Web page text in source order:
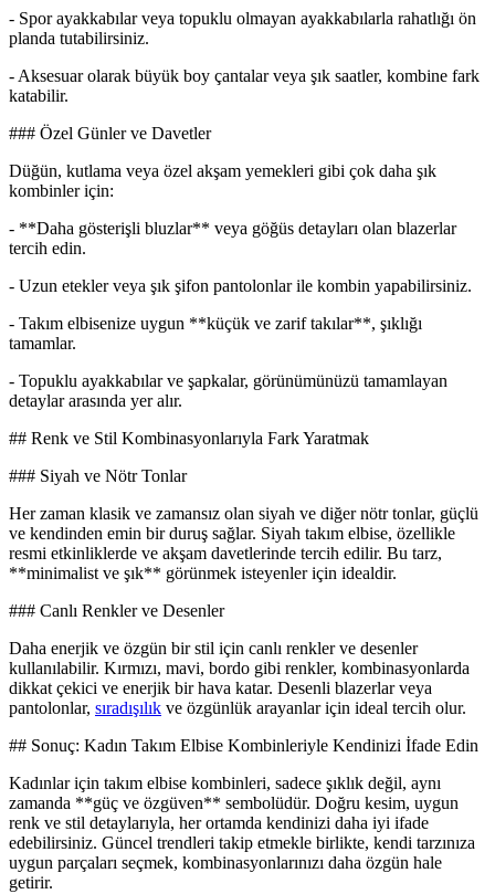
- Spor ayakkabılar veya topuklu olmayan ayakkabılarla rahatlığı ön
planda tutabilirsiniz.
- Aksesuar olarak büyük boy çantalar veya şık saatler, kombine fark
katabilir.
### Özel Günler ve Davetler
Düğün, kutlama veya özel akşam yemekleri gibi çok daha şık
kombinler için:
- **Daha gösterişli bluzlar** veya göğüs detayları olan blazerlar
tercih edin.
- Uzun etekler veya şık şifon pantolonlar ile kombin yapabilirsiniz.
- Takım elbisenize uygun **küçük ve zarif takılar**, şıklığı
tamamlar.
- Topuklu ayakkabılar ve şapkalar, görünümünüzü tamamlayan
detaylar arasında yer alır.
## Renk ve Stil Kombinasyonlarıyla Fark Yaratmak
### Siyah ve Nötr Tonlar
Her zaman klasik ve zamansız olan siyah ve diğer nötr tonlar, güçlü
ve kendinden emin bir duruş sağlar. Siyah takım elbise, özellikle
resmi etkinliklerde ve akşam davetlerinde tercih edilir. Bu tarz,
**minimalist ve şık** görünmek isteyenler için idealdir.
### Canlı Renkler ve Desenler
Daha enerjik ve özgün bir stil için canlı renkler ve desenler
kullanılabilir. Kırmızı, mavi, bordo gibi renkler, kombinasyonlarda
dikkat çekici ve enerjik bir hava katar. Desenli blazerlar veya
pantolonlar, sıradışılık ve özgünlük arayanlar için ideal tercih olur.
## Sonuç: Kadın Takım Elbise Kombinleriyle Kendinizi İfade Edin
Kadınlar için takım elbise kombinleri, sadece şıklık değil, aynı
zamanda **güç ve özgüven** sembolüdür. Doğru kesim, uygun
renk ve stil detaylarıyla, her ortamda kendinizi daha iyi ifade
edebilirsiniz. Güncel trendleri takip etmekle birlikte, kendi tarzınıza
uygun parçaları seçmek, kombinasyonlarınızı daha özgün hale
getirir.